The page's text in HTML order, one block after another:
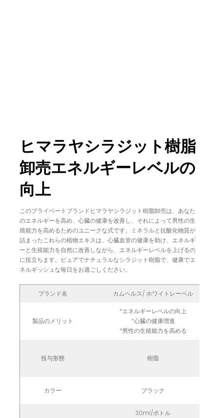
ヒマラヤシラジット樹脂
卸売エネルギーレベルの
向上
このプライベートブランドヒマラヤシラジット樹脂卸売は、あなた
のエネルギーを高め、心臓の健康を改善し、それによって男性の生
殖能力を高めるためのユニークな式です。ミネラルと抗酸化物質が
詰まったこれらの植物エキスは、心臓血管の健康を助け、エネルギ
ーと生殖能力を自然に改善しながら、エネルギーレベルを上げるの
に役立ちます。ピュアでナチュラルなシラジット樹脂で、健康でエ
ネルギッシュな毎日をお過ごしください。
ブランド名 カムヘルス/ ホワイトレーベル
製品のメリット
*エネルギーレベルの向上
*心臓の健康増進
*男性の生殖能力を高める
投与形態 樹脂
カラー ブラック
30ml/ボトル